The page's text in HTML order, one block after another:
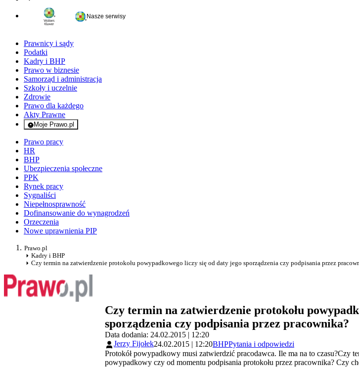
Nasze serwisy
Prawnicy i sądy
Podatki
Kadry i BHP
Prawo w biznesie
Samorząd i administracja
Szkoły i uczelnie
Zdrowie
Prawo dla każdego
Akty Prawne
Moje Prawo.pl
- rejestracja i logowanie do serwisu
Prawo pracy
HR
BHP
Ubezpieczenia społeczne
PPK
Rynek pracy
Sygnaliści
Niepełnosprawność
Dofinansowanie do wynagrodzeń
Orzeczenia
Nowe uprawnienia PIP
Prawo.pl
Kadry i BHP
Czy termin na zatwierdzenie protokołu powypadkowego liczy się od daty jego sporządzenia czy podpisania przez
Czy termin na zatwierdzenie protokołu
sporządzenia czy podpisania przez pracownika?
Data dodania: 24.02.2015 | 12:20
Jerzy Fijołek24.02.2015 | 12:20BHPPytania i odpowiedzi
Protokół powypadkowy musi zatwierdzić pracodawca. Ile ma na to czasu?Czy
powypadkowy czy od momentu podpisania protokołu przez pracownika? Czy